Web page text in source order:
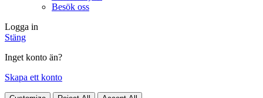
Besök oss
Logga in
Stäng
Inget konto än?
Skapa ett konto